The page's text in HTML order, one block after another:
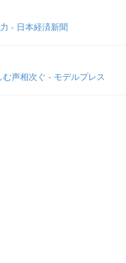
- 日本経済新聞
声相次ぐ - モデルプレス